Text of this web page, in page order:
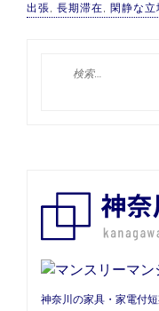
出張, 長期滞在, 閑静な立
神奈川の家具・家電付